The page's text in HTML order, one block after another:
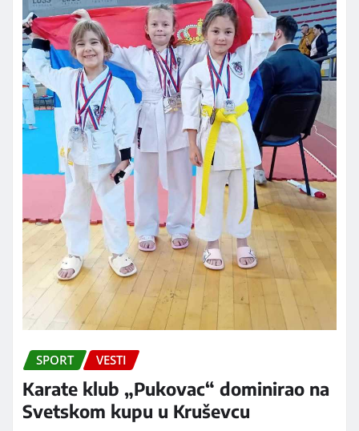
SPORT VESTI
Karate klub „Pukovac“ dominirao na
Svetskom kupu u Kruševcu